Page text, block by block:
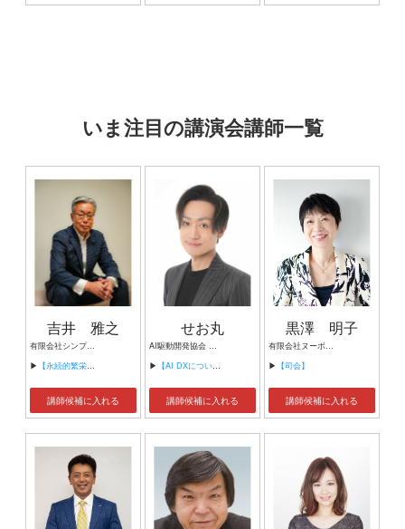
いま注目の講演会講師一覧
吉井 雅之
有限会社シンプルタスク 代表取締役 習慣形成コンサルタント
▶ 【永続的繁栄の組織づくり】
講師候補に入れる
せお丸
▶ 【AI DXについて】
講師候補に入れる
黒澤 明子
▶ 【司会】
講師候補に入れる